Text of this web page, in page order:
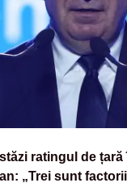
ratingul de
„Trei sunt